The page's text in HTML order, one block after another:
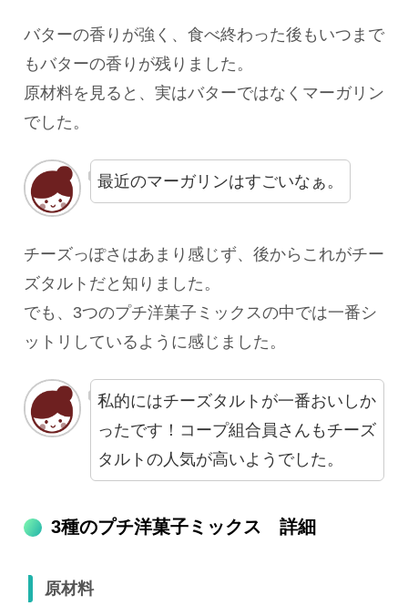
バターの香りが強く、食べ終わった後もいつまで
もバターの香りが残りました。
原材料を見ると、実はバターではなくマーガリン
でした。
最近のマーガリンはすごいなぁ。
チーズっぽさはあまり感じず、後からこれがチー
ズタルトだと知りました。
でも、3つのプチ洋菓子ミックスの中では一番シ
ットリしているように感じました。
私的にはチーズタルトが一番おいしか
ったです！コープ組合員さんもチーズ
タルトの人気が高いようでした。
3種のプチ洋菓子ミックス 詳細
原材料